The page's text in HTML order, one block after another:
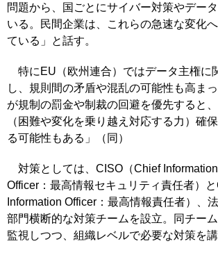
問題から、国ごとにサイバー対策やデー
いる。民間企業は、これらの急速な変化
ている」と話す。
特にEU（欧州連合）ではデータ主権に
し、規則間の矛盾や混乱の可能性も高ま
が規制の罰金や制裁の回避を優先すると
（困難や変化を乗り越え対応する力）確
る可能性もある」（同）
対策としては、CISO（Chief
Officer：最高情報セキュリティ責任者）
Information Officer：最高情報責任者）、
部門横断的な対策チームを設立。同チー
監視しつつ、組織レベルで必要な対策を講